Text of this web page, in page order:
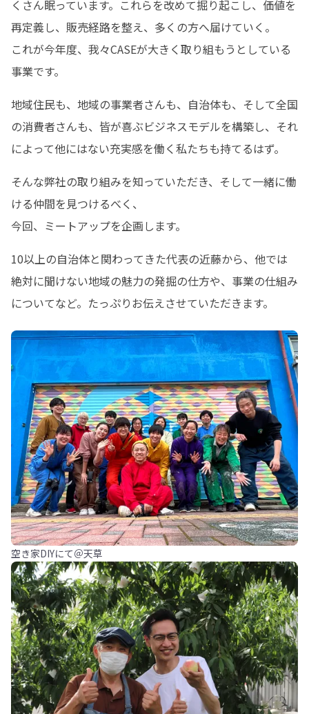
くさん眠っています。これらを改めて掘り起こし、価値を
再定義し、販売経路を整え、多くの方へ届けていく。
これが今年度、我々CASEが大きく取り組もうとしている
事業です。
地域住民も、地域の事業者さんも、自治体も、そして全国
の消費者さんも、皆が喜ぶビジネスモデルを構築し、それ
によって他にはない充実感を働く私たちも持てるはず。
そんな弊社の取り組みを知っていただき、そして一緒に働
ける仲間を見つけるべく、
今回、ミートアップを企画します。
10以上の自治体と関わってきた代表の近藤から、他では
絶対に聞けない地域の魅力の発掘の仕方や、事業の仕組み
についてなど。たっぷりお伝えさせていただきます。
空き家DIYにて＠天草